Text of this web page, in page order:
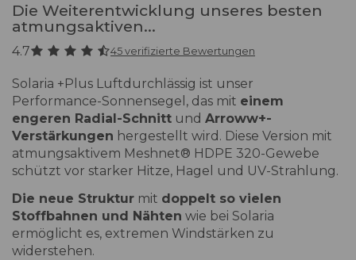
Die Weiterentwicklung unseres besten
atmungsaktiven...
4.7 45 verifizierte Bewertungen
Solaria +Plus Luftdurchlässig ist unser
Performance-Sonnensegel, das mit einem
engeren Radial-Schnitt und Arroww+-
Verstärkungen hergestellt wird. Diese Version mit
atmungsaktivem Meshnet® HDPE 320-Gewebe
schützt vor starker Hitze, Hagel und UV-Strahlung.
Die neue Struktur mit doppelt so vielen
Stoffbahnen und Nähten wie bei Solaria
ermöglicht es, extremen Windstärken zu
widerstehen.